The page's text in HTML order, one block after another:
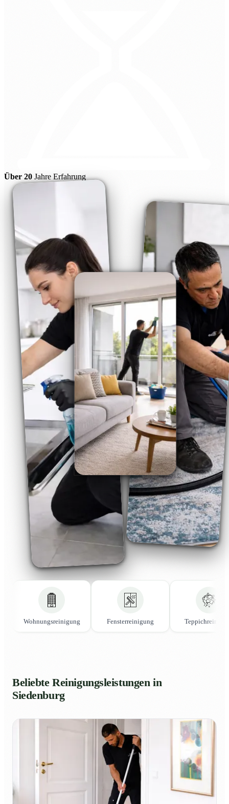
Über 20 Jahre Erfahrung
Wohnungsreinigung Fensterreinigung
Beliebte Reinigungsleistungen in
Siedenburg